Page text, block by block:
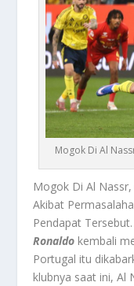
Mogok Di Al
Mogok Di Al Nassr,
Akibat
Pendapat
Ronaldo kembali
Portugal itu
klubnya saat ini, Al